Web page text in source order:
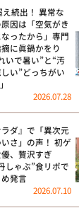
おかえり
合＆A.B.C-
なんでやねん
えり）
DAIGOも台所
する？～
日はダイアン
だ！生です
えて！ニュ
続出！ 異常な
因は「空気がき
ったから」専門
に眞鍋かをり
いで暑い”と“汚
い”どっちがい
2026.07.28
ラダ』で「異次元
さ」の声！ 初ゲ
、贅沢すぎ
しゃぶ”食リポで
発言
2026.07.10